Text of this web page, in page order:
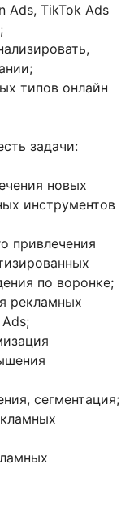
Ads, TikTok Ads
типов онлайн
задачи:
новых
инструментов
привлечения
по воронке;
рекламных
сегментация;